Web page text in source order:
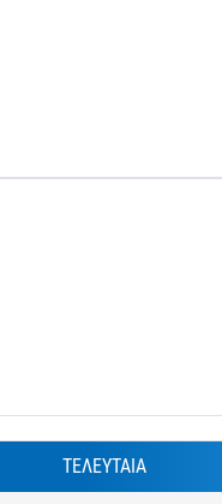
ΤΕΛΕΥΤΑΙΑ